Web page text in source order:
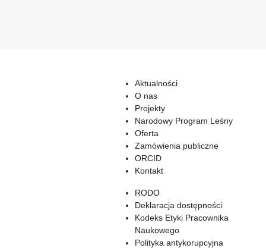
Aktualności
O nas
Projekty
Narodowy Program Leśny
Oferta
Zamówienia publiczne
ORCID
Kontakt
RODO
Deklaracja dostępności
Kodeks Etyki Pracownika
Naukowego
Polityka antykorupcyjna